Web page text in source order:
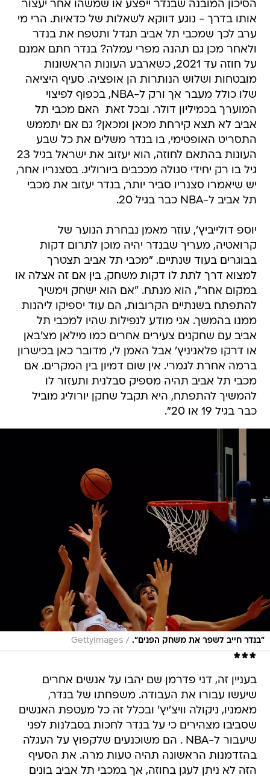
הסיכון המובנה שבנדר ייפצע או שמשהו אחר יעצור
אותו בדרך - נוגע דווקא לשאלות של כדאיות. הרי מי
ערב לכך שמכבי תל אביב תגדל ותטפח את בנדר
ולאחר מכן גם תהנה מפרי עמלה? בנדר חתם אמנם
על חוזה עד 2021, כשארבע העונות הראשונות
מובטחות ושלוש הנותרות הן אופציה. סעיף היציאה
שלו כולל מעבר אך ורק ל-NBA, בכפוף לפיצוי
המוערך בכמיליון דולר. ובכל זאת  האם מכבי תל
אביב לא תצא קירחת מכאן ומכאן? גם אם יתממש
התסריט האופטימי, בו בנדר משלים את כל שבע
גיל בו רק יחידי סגולה מככבים ביורוליג. בסצנריו אחר,
יש שיאמרו סצנריו סביר יותר, בנדר יעזוב את מכבי
תל אביב ל-NBA כבר בגיל 20.
יוספ דולייביץ', עוזר מאמן נבחרת הנוער של
קרואטיה, מעריך שבנדר יהיה מוכן לתרום דקות
בבוגרים בעוד שנתיים. "מכבי תל אביב תצטרך
למצוא דרך לתת לו דקות משחק, בין אם זה אצלה או
במקום אחר", הוא מנתח. "אם הוא ישחק וימשיך
להתפתח בשנתיים הקרובות, הם עוד יספיקו ליהנות
ממנו בהמשך. אני מודע לנפילות שהיו למכבי תל
אביב עם שחקנים צעירים אחרים כמו מילאן מצ'באן
או דרקו פלאניניץ' אבל האמן לי, מדובר כאן בכישרון
ברמה אחרת לגמרי. אין שום דמיון בין המקרים. אם
מכבי תל אביב תהיה מספיק סבלנית ותעזור לו
להמשיך להתפתח, היא תקבל שחקן יורוליג מוביל
כבר בגיל 19 או 20".
"בנדר חייב לשפר את משחק הפנים". /
GettyImages
***
בעניין זה, דני פדרמן שם יהבו על אנשים אחרים
שיעשו עבורו את העבודה. משפחתו של בנדר,
מאמניו, ניקולה וויצ'יץ' ובכלל זה כל מעטפת האנשים
שסביבו מצהירים כי על בנדר לחכות בסבלנות לפני
שיעבור ל-NBA . הם משוכנעים שלקפוץ על העגלה
בהזדמנות הראשונה תהיה טעות מרה. את הסעיף
הזה לא ניתן לעגן בחוזה, אך במכבי תל אביב בונים